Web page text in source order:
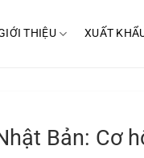
THIỆU XUẤT
Bản: Cơ